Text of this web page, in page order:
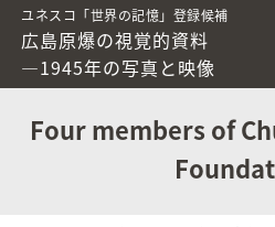
ユネスコ「世界の記憶」登録候補
広島原爆の視覚的資料
―1945年の写真と映像
Four members of